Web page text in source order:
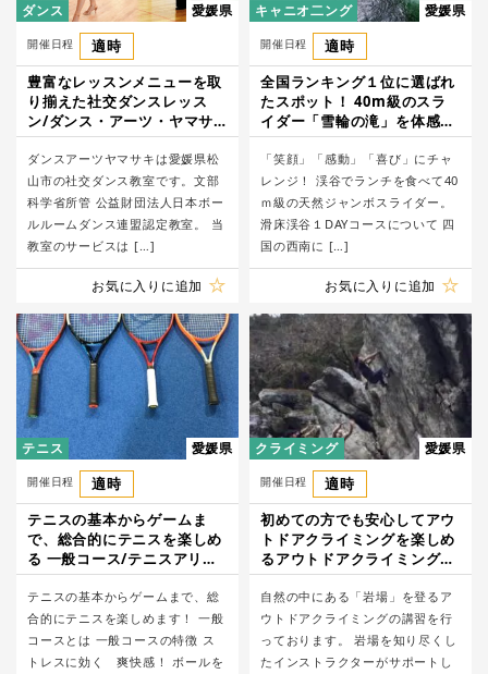
ダンス 愛媛県
開催日程
適時
豊富なレッスンメニューを取
り揃えた社交ダンスレッス
ン/ダンス・アーツ・ヤマサ
キ
ダンスアーツヤマサキは愛媛県松
山市の社交ダンス教室です。文部
科学省所管 公益財団法人日本ボー
ルルームダンス連盟認定教室。 当
教室のサービスは […]
お気に入りに追加
キャニオ二ング 愛媛県
開催日程
適時
全国ランキング１位に選ばれ
たスポット！ 40m級のスラ
イダー「雪輪の滝」を体感で
きる滑床渓谷１DAYコース/
グッドリバー
「笑顔」「感動」「喜び」にチャ
レンジ！ 渓谷でランチを食べて40
ｍ級の天然ジャンボスライダー。
滑床渓谷１DAYコースについて 四
国の西南に […]
お気に入りに追加
テニス 愛媛県
開催日程
適時
テニスの基本からゲームま
で、総合的にテニスを楽しめ
る 一般コース/テニスアリー
ナガーデン松山
テニスの基本からゲームまで、総
合的にテニスを楽しめます！ 一般
コースとは 一般コースの特徴 ス
トレスに効く 爽快感！ ボールを
クライミング 愛媛県
開催日程
適時
初めての方でも安心してアウ
トドアクライミングを楽しめ
るアウトドアクライミングツ
アー/Climbing Studio
BRAVE
自然の中にある「岩場」を登るア
ウトドアクライミングの講習を行
っております。 岩場を知り尽くし
たインストラクターがサポートし